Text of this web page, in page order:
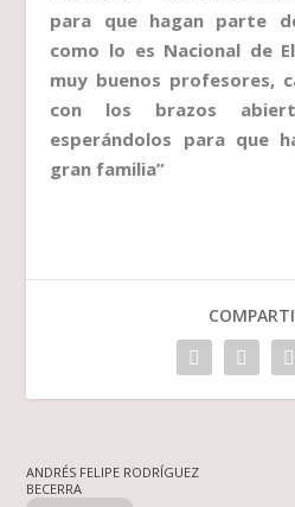
para que hagan parte
como lo es Nacional de
muy buenos profesores,
con los brazos
esperándolos para que
gran familia”
ANDRÉS FELIPE RODRÍGUEZ
BECERRA